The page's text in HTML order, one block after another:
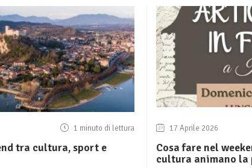
1 minuto di lettura
tra cultura, sport e
17 Aprile 2026
Cosa fare nel
cultura animano la